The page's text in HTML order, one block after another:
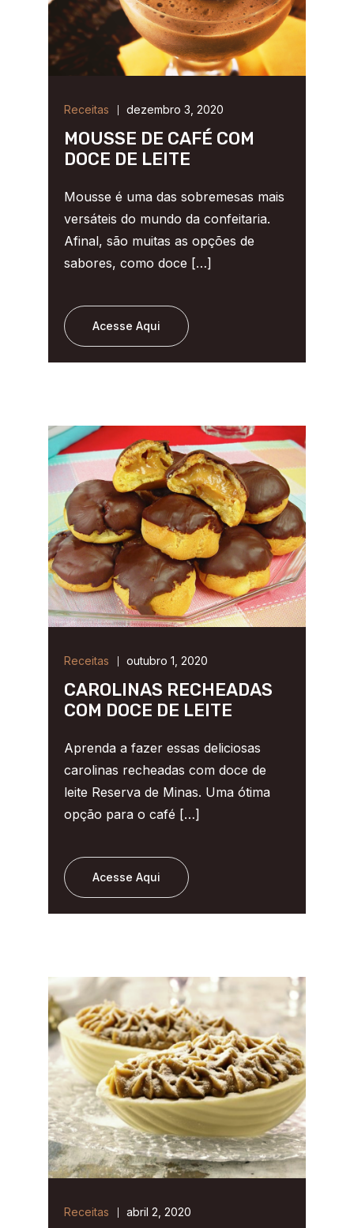
Receitas dezembro 3, 2020
MOUSSE DE CAFÉ COM
DOCE DE LEITE
Mousse é uma das sobremesas mais
versáteis do mundo da confeitaria.
Afinal, são muitas as opções de
sabores, como doce […]
Acesse Aqui
Receitas outubro 1, 2020
CAROLINAS RECHEADAS
COM DOCE DE LEITE
Aprenda a fazer essas deliciosas
carolinas recheadas com doce de
leite Reserva de Minas. Uma ótima
opção para o café […]
Acesse Aqui
Receitas abril 2, 2020